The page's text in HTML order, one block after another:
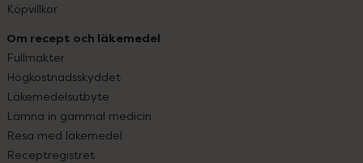
Köpvillkor
Om recept och läkemedel
Fullmakter
Högkostnadsskyddet
Läkemedelsutbyte
Lämna in gammal medicin
Resa med läkemedel
Receptregistret